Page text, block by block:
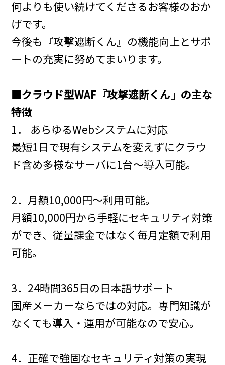
何よりも使い続けてくださるお客様のおか
げです。
今後も『攻撃遮断くん』の機能向上とサポ
ートの充実に努めてまいります。
■クラウド型WAF『攻撃遮断くん』の主な
特徴
1． あらゆるWebシステムに対応
最短1日で現有システムを変えずにクラウ
ド含め多様なサーバに1台～導入可能。
2．月額10,000円〜利用可能。
月額10,000円から手軽にセキュリティ対策
ができ、従量課金ではなく毎月定額で利用
可能。
3．24時間365日の日本語サポート
国産メーカーならではの対応。専門知識が
なくても導入・運用が可能なので安心。
4．正確で強固なセキュリティ対策の実現